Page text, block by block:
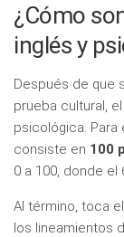
¿Cómo
inglés y
Después de que
prueba cultural,
psicológica. Para
consiste en 100
0 a 100, donde el
Al término, toca
los lineamientos